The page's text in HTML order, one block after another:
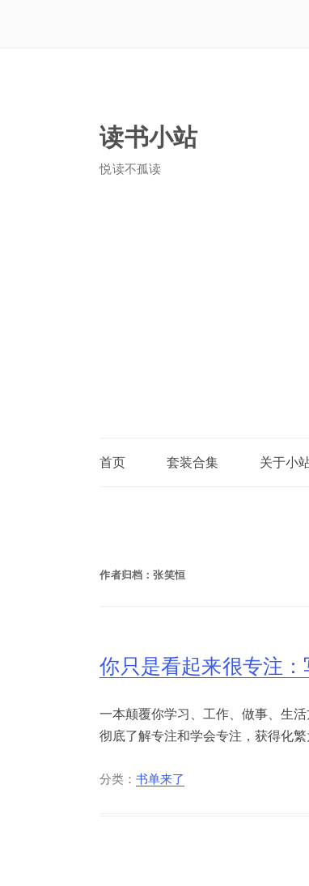
读书小站
悦读不孤读
首页 套装合集 关于小
作者归档：张笑恒
你只是看起来很专注
一本颠覆你学习、工作、做事、生
彻底了解专注和学会专注，获得化
分类：书单来了